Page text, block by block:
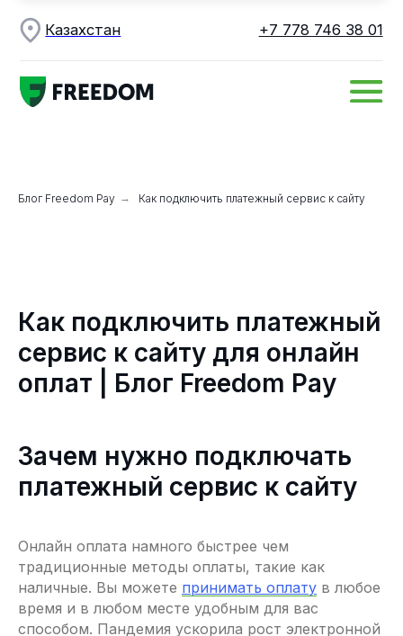
Казахстан
Блог Freedom Pay → Как подключить платежный сервис к сайту
Как подключить платежный
сервис к сайту для онлайн
оплат | Блог Freedom Pay
Зачем нужно подключать
платежный сервис к сайту
Онлайн оплата намного быстрее чем
традиционные методы оплаты, такие как
наличные. Вы можете принимать оплату в любое
время и в любом месте удобным для вас
способом. Пандемия ускорила рост электронной